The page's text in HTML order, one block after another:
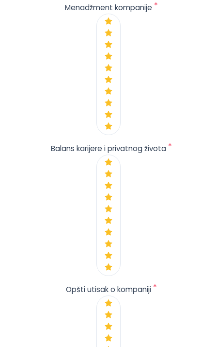
Menadžment kompanije *
Balans karijere i privatnog života *
Opšti utisak o kompaniji *